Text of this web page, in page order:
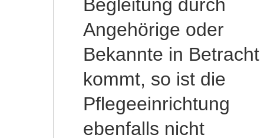
Begleitung durch
Angehörige oder
Bekannte in Betracht
kommt, so ist die
Pflegeeinrichtung
ebenfalls nicht